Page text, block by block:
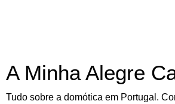
A Minha Alegre
Tudo sobre a domótica em Portugal.